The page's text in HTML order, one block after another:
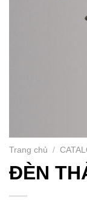
Trang chủ /
ĐÈN